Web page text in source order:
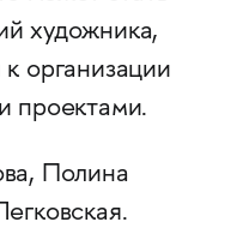
художника,
организации
проектами.
Полина